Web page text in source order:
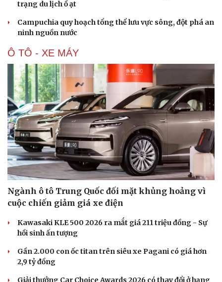
trạng du lịch ồ ạt
Campuchia quy hoạch tổng thể lưu vực sông, đột phá an
ninh nguồn nước
Ô TÔ - XE MÁY
Ngành ô tô Trung Quốc đối mặt khủng hoảng vì
cuộc chiến giảm giá xe điện
Kawasaki KLE 500 2026 ra mắt giá 211 triệu đồng - Sự
hồi sinh ấn tượng
Gần 2.000 con ốc titan trên siêu xe Pagani có giá hơn
2,9 tỷ đồng
Giải thưởng Car Choice Awards 2026 có thay đổi ở hạng